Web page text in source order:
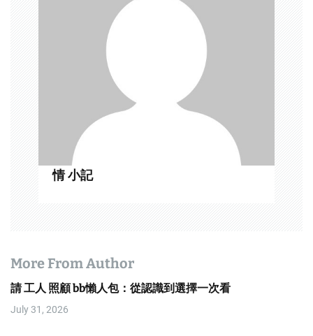
情 小記
More From Author
請 工人 照顧 bb懶人包：從認識到選擇一次看
July 31, 2026